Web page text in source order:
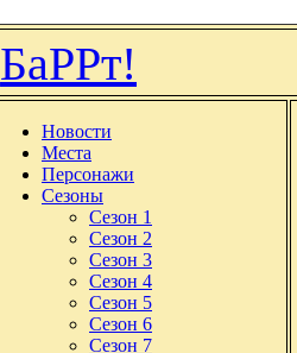
БаРРт!
Новости
Места
Персонажи
Сезоны
Сезон 1
Сезон 2
Сезон 3
Сезон 4
Сезон 5
Сезон 6
Сезон 7